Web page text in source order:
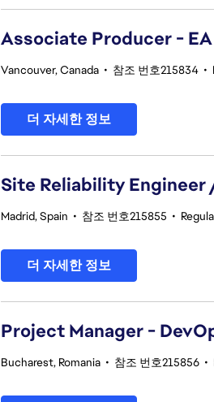
Associate Producer - EA
Vancouver, Canada • 참조 번호215834 •
더 자세한 정보
Site Reliability Engineer
Madrid, Spain • 참조 번호215855 •
더 자세한 정보
Project Manager -
Bucharest, Romania • 참조 번호215856 •